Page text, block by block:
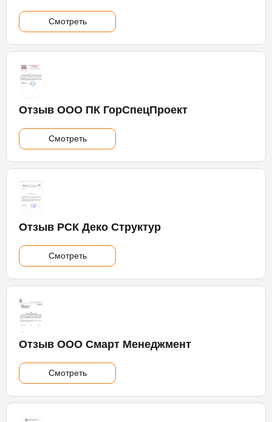
Смотреть
Отзыв ООО ПК ГорСпецПроект
Смотреть
Отзыв РСК Деко Структур
Смотреть
Отзыв ООО Смарт Менеджмент
Смотреть